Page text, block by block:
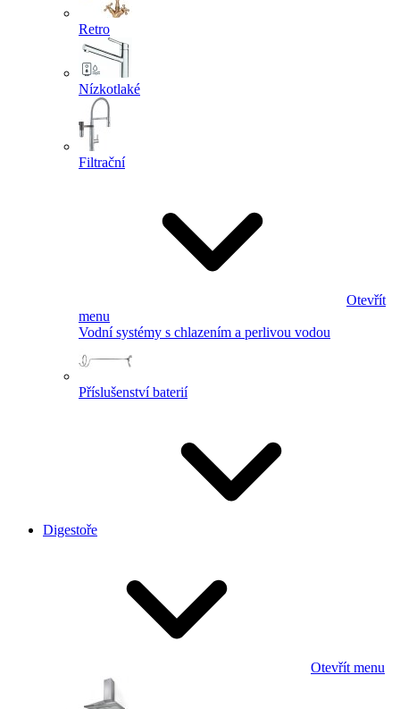
Retro
Nízkotlaké
Filtrační
Otevřít
menu
Vodní systémy s chlazením a perlivou vodou
Příslušenství baterií
Digestoře
Otevřít menu